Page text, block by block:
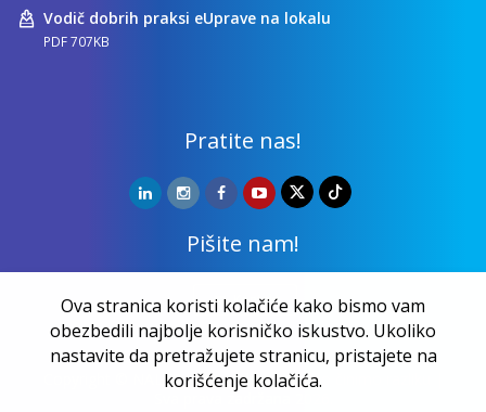
Vodič dobrih praksi eUprave na lokalu
PDF 707KB
Pratite nas!
Pišite nam!
Kontakt
NALED| 20 godina zajedno činimo razliku |
Sva prava zadržana 2026.
Ova stranica koristi kolačiće kako bismo vam
obezbedili najbolje korisničko iskustvo. Ukoliko
nastavite da pretražujete stranicu, pristajete na
korišćenje kolačića.